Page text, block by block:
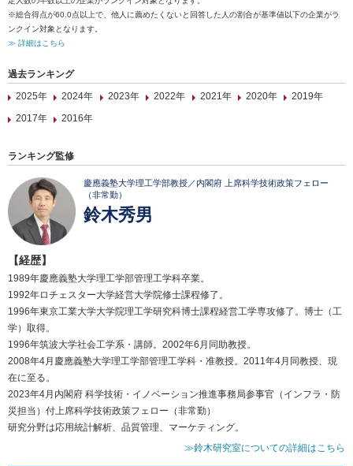
※総合得点が60.0点以上で、他人に薦めたくないと回答した人の割合が基準値以下の企業がラ
ンクイン対象となります。
≫ 詳細はこちら
過去ランキング
2025年
2024年 2023年 2022年 2021年 2020年
2019年
2017年
2016年
ランキング監修
慶應義塾大学理工学部教授／内閣府 上席科学技術政策フェロー
（非常勤）
鈴木秀男
【経歴】
1989年慶應義塾大学理工学部管理工学科卒業。
1992年ロチェスター大学経営大学院修士課程修了。
1996年東京工業大学大学院理工学研究科博士課程経営工学専攻修了。博士（工
学）取得。
1996年筑波大学社会工学系・講師。2002年6月同助教授。
2008年4月慶應義塾大学理工学部管理工学科・准教授。2011年4月同教授、現
在に至る。
2023年4月内閣府 科学技術・イノベーション推進事務局参事官（インフラ・防
災担当）付上席科学技術政策フェロー（非常勤）
研究分野は応用統計解析、品質管理、マーケティング。
≫鈴木研究室についての詳細はこちら